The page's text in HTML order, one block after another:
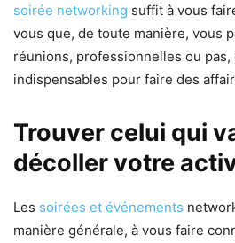
soirée networking suffit à vous
vous que, de toute manière, vous
réunions, professionnelles ou
indispensables pour faire des
Trouver celui qui
décoller votre
Les soirées et événements
manière générale, à vous faire